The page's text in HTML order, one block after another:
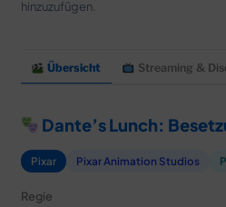
MEIN HQ
hinzuzufügen.
Übersicht Streaming &
Dante’s Lunch:
Pixar Pixar Animation Studios
Regie